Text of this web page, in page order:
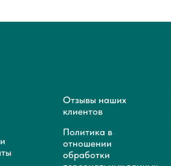
Отзывы наших
клиентов
Политика в
отношении
обработки